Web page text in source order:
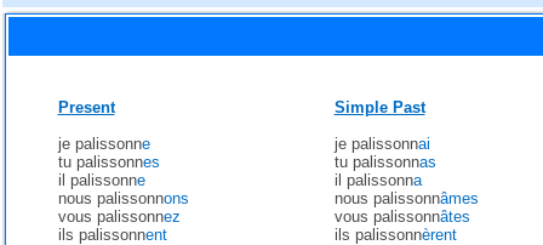
Present
je palissonne
tu palissonnes
il palissonne
nous palissonnons
vous palissonnez
ils palissonnent
Simple Past
je palissonnai
tu palissonnas
il palissonna
nous palissonnâmes
vous palissonnâtes
ils palissonnèrent